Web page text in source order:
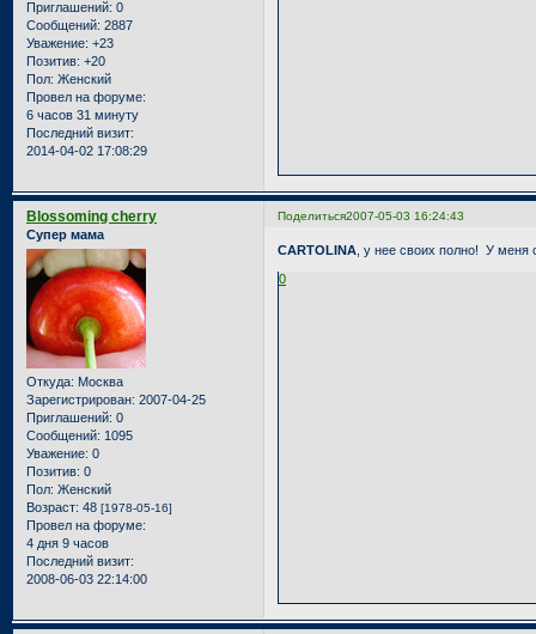
Приглашений: 0
Сообщений: 2887
Уважение: +23
Позитив: +20
Пол: Женский
Провел на форуме:
6 часов 31 минуту
Последний визит:
2014-04-02 17:08:29
Поделиться2007-05-03 16:24:43
Blossoming cherry
Супер мама
Откуда: Москва
Зарегистрирован: 2007-04-25
Приглашений: 0
Сообщений: 1095
Уважение: 0
Позитив: 0
Пол: Женский
Возраст: 48 [1978-05-16]
Провел на форуме:
4 дня 9 часов
Последний визит:
2008-06-03 22:14:00
CARTOLINA , у нее своих полно!У меня
0